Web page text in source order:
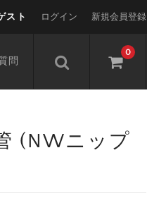
スト ログイン 新規会員登録
0
問
(NWニップ